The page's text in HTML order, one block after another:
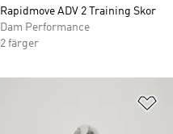
Rapidmove ADV 2 Training Skor
Dam Performance
2 färger